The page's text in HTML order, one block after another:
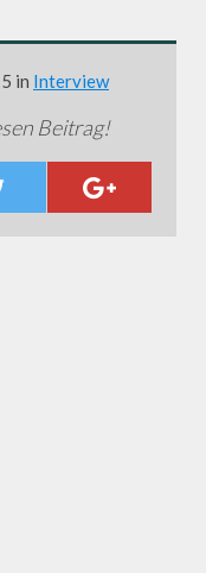
in Interview
Beitrag!